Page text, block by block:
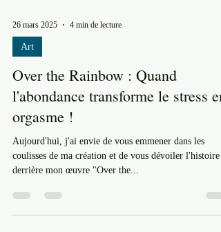
26 mars 2025
Art
Over the Rainbow : Quand
l'abondance transforme le stress en
orgasme !
Aujourd'hui, j'ai envie de vous emmener dans les
derrière mon œuvre "Over the...